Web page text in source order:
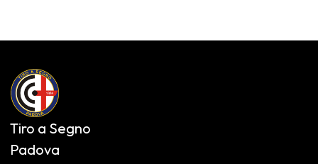
Tiro a Segno
Padova